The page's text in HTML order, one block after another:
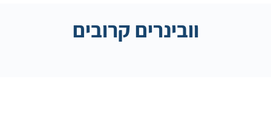
וובינרים קרובים